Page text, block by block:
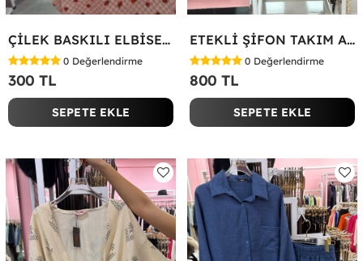
ÇİLEK BASKILI ELBİSE Bej
0 Değerlendirme
300 TL
SEPETE EKLE
ETEKLİ ŞİFON TAKIM Acı Kahve
0 Değerlendirme
800 TL
SEPETE EKLE